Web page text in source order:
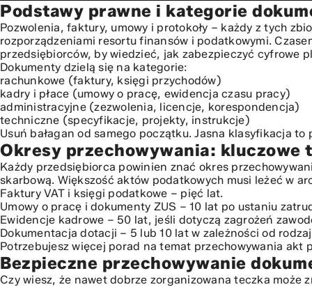
Podstawy prawne i kategorie dokumentów w firmie
Okresy przechowywania: kluczowe terminy dla każdego
Bezpieczne przechowywanie dokumentów: od papieru do
Tworzenie systemu archiwizacji: krok po kroku
Najczęstsze błędy i jak ich uniknąć
Co po terminie? Niszczenie i archiwizacja długoterminowa
Podstawy prawne i kategorie
Pozwolenia, faktury, umowy i protokoły – każdy z tych
rozporządzeniami resortu finansów i podatkowymi.
przedsiębiorców, by wiedzieć, jak zabezpieczyć cyfrowe
Dokumenty dzielą się na kategorie:
rachunkowe (faktury, księgi przychodów)
kadry i płace (umowy o pracę, ewidencja czasu pracy)
administracyjne (zezwolenia, licencje, korespondencja)
techniczne (specyfikacje, projekty, instrukcje)
Usuń bałagan od samego początku. Jasna klasyfikacja to
Okresy przechowywania: kluczowe
Każdy przedsiębiorca powinien znać okres
skarbową. Większość aktów podatkowych musi leżeć w
Faktury VAT i księgi podatkowe – pięć lat.
Umowy o pracę i dokumenty ZUS – 10 lat po ustaniu
Ewidencje kadrowe – 50 lat, jeśli dotyczą zagrożeń
Dokumentacja dotacji – 5 lub 10 lat w zależności od
Potrzebujesz więcej porad na temat przechowywania akt
Bezpieczne przechowywanie
Czy wiesz, że nawet dobrze zorganizowana teczka może